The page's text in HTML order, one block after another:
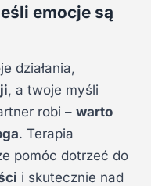
emocje są
działania,
, a twoje myśli
robi – warto
. Terapia
pomóc dotrzeć do
i skutecznie nad